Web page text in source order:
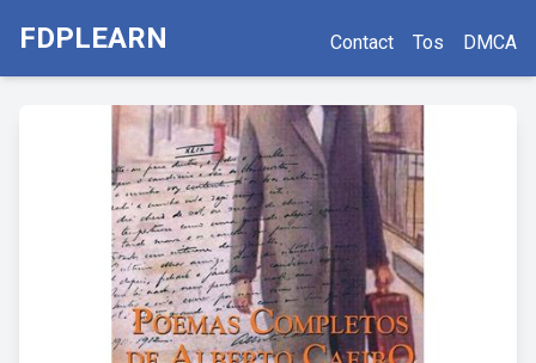
FDPLEARN Contact Tos DMCA